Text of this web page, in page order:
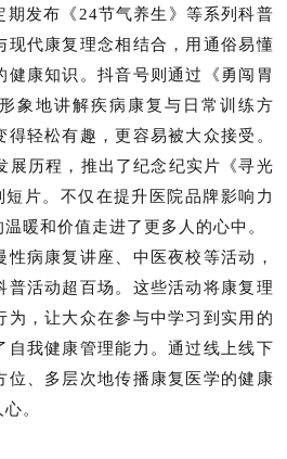
期发布《24节气养生》等系列科普
现代康复理念相结合，用通俗易懂
健康知识。抖音号则通过《勇闯胃
象地讲解疾病康复与日常训练方
轻松有趣，更容易被大众接受。
展历程，推出了纪念纪实片《寻光
片。不仅在提升医院品牌影响力
暖和价值走进了更多人的心中。
病康复讲座、中医夜校等活动，
普活动超百场。这些活动将康复理
为，让大众在参与中学习到实用的
自我健康管理能力。通过线上线下
位、多层次地传播康复医学的健康
。